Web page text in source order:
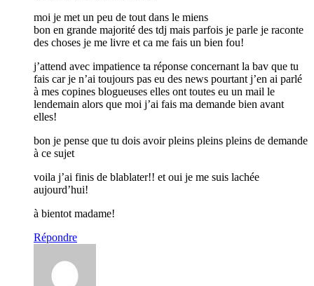
moi je met un peu de tout dans le miens
bon en grande majorité des tdj mais parfois je parle je raconte
des choses je me livre et ca me fais un bien fou!
j’attend avec impatience ta réponse concernant la bav que tu
fais car je n’ai toujours pas eu des news pourtant j’en ai parlé
à mes copines blogueuses elles ont toutes eu un mail le
lendemain alors que moi j’ai fais ma demande bien avant
elles!
bon je pense que tu dois avoir pleins pleins pleins de demande
à ce sujet
voila j’ai finis de blablater!! et oui je me suis lachée
aujourd’hui!
à bientot madame!
Répondre